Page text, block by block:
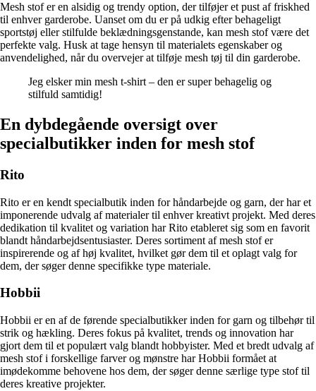
Mesh stof er en alsidig og trendy option, der tilføjer et pust af friskhed
til enhver garderobe. Uanset om du er på udkig efter behageligt
sportstøj eller stilfulde beklædningsgenstande, kan mesh stof være det
perfekte valg. Husk at tage hensyn til materialets egenskaber og
anvendelighed, når du overvejer at tilføje mesh tøj til din garderobe.
Jeg elsker min mesh t-shirt – den er super behagelig og
stilfuld samtidig!
En dybdegående oversigt over
specialbutikker inden for mesh stof
Rito
Rito er en kendt specialbutik inden for håndarbejde og garn, der har et
imponerende udvalg af materialer til enhver kreativt projekt. Med deres
dedikation til kvalitet og variation har Rito etableret sig som en favorit
blandt håndarbejdsentusiaster. Deres sortiment af mesh stof er
inspirerende og af høj kvalitet, hvilket gør dem til et oplagt valg for
dem, der søger denne specifikke type materiale.
Hobbii
Hobbii er en af de førende specialbutikker inden for garn og tilbehør til
strik og hækling. Deres fokus på kvalitet, trends og innovation har
gjort dem til et populært valg blandt hobbyister. Med et bredt udvalg af
mesh stof i forskellige farver og mønstre har Hobbii formået at
imødekomme behovene hos dem, der søger denne særlige type stof til
deres kreative projekter.